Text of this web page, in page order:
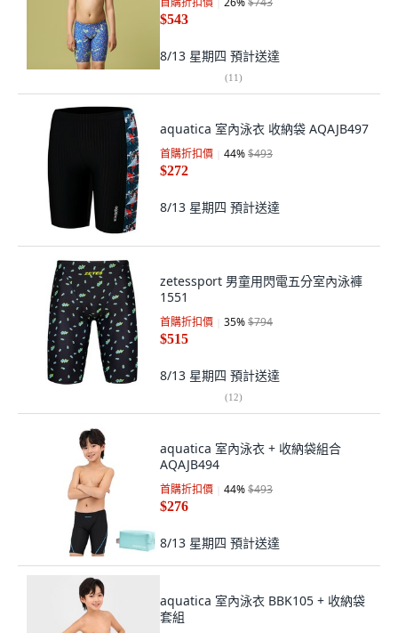
$543
8/13 星期四 預計送達
(11)
aquatica 室內泳衣 收納袋 AQAJB497
首購折扣價 44%$493
$272
8/13 星期四 預計送達
zetessport 男童用閃電五分室內泳褲
1551
首購折扣價 35%$794
$515
8/13 星期四 預計送達
(12)
aquatica 室內泳衣 + 收納袋組合
AQAJB494
首購折扣價 44%$493
$276
8/13 星期四 預計送達
aquatica 室內泳衣 BBK105 + 收納袋
套組